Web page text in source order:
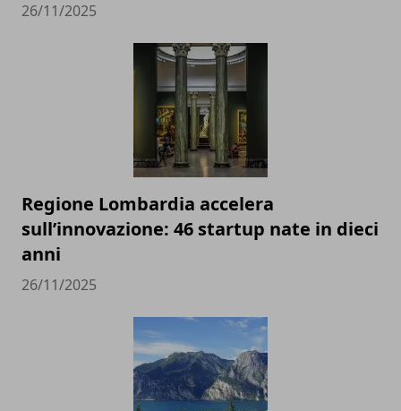
26/11/2025
Regione Lombardia accelera
sull’innovazione: 46 startup nate in dieci
anni
26/11/2025